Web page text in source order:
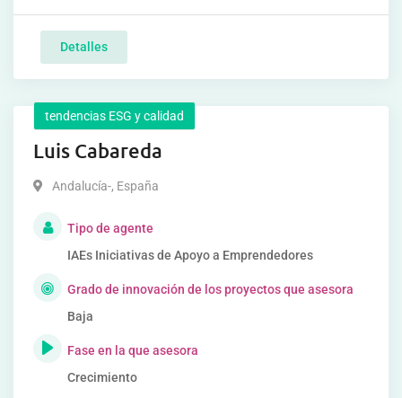
Detalles
tendencias ESG y calidad
Luis Cabareda
Andalucía-, España
Tipo de agente
IAEs Iniciativas de Apoyo a Emprendedores
Grado de innovación de los proyectos que asesora
Baja
Fase en la que asesora
Crecimiento